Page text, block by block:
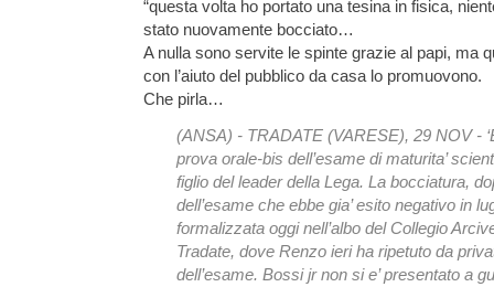
“questa volta ho portato una tesina in fisica,
stato nuovamente bocciato…
A nulla sono servite le spinte grazie al papi, ma
con l’aiuto del pubblico da casa lo promuovono.
Che pirla…
(ANSA) - TRADATE (VARESE), 29 NOV -
prova orale-bis dell’esame di maturita’
figlio del leader della Lega. La bocciatura,
dell’esame che ebbe gia’ esito negativo in
formalizzata oggi nell’albo del Collegio
Tradate, dove Renzo ieri ha ripetuto da
dell’esame. Bossi jr non si e’ presentato a